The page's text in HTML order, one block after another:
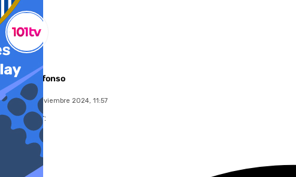
Miguel Alfonso
lunes, 25 noviembre 2024, 11:57
Compartir: